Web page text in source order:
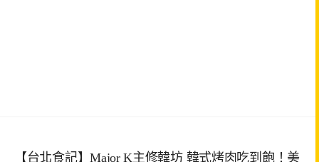
【台北食記】Major K主修韓坊 韓式烤肉吃到飽！美